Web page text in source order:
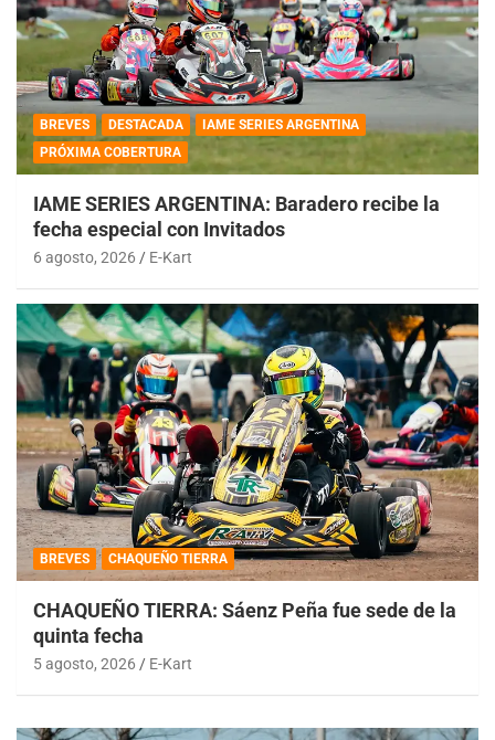
BREVES DESTACADA
IAME SERIES ARGENTINA
PRÓXIMA COBERTURA
IAME SERIES ARGENTINA: Baradero recibe la
fecha especial con Invitados
6 agosto, 2026 E-Kart
BREVES CHAQUEÑO TIERRA
CHAQUEÑO TIERRA: Sáenz Peña fue sede de la
quinta fecha
5 agosto, 2026 E-Kart